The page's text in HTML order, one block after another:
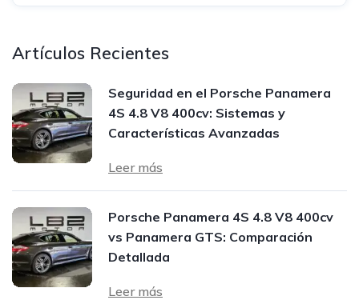
Artículos Recientes
Seguridad en el Porsche Panamera
4S 4.8 V8 400cv: Sistemas y
Características Avanzadas
Leer más
Porsche Panamera 4S 4.8 V8 400cv
vs Panamera GTS: Comparación
Detallada
Leer más